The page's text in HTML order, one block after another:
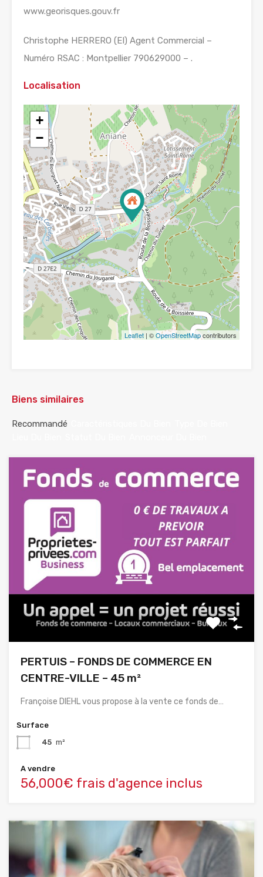
www.georisques.gouv.fr
Christophe HERRERO (EI) Agent Commercial –
Numéro RSAC : Montpellier 790629000 – .
Localisation
+
−
Leaflet | ©OpenStreetMapcontributors
Biens similaires
Recommandé
PERTUIS – FONDS DE COMMERCE EN
CENTRE-VILLE – 45 m²
Françoise DIEHL vous propose à la vente ce fonds de…
Surface
45 m²
A vendre
56,000€ frais d'agence inclus